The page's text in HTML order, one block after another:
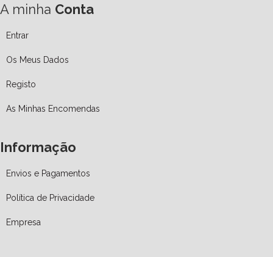
A minha Conta
Entrar
Os Meus Dados
Registo
As Minhas Encomendas
Informação
Envios e Pagamentos
Política de Privacidade
Empresa